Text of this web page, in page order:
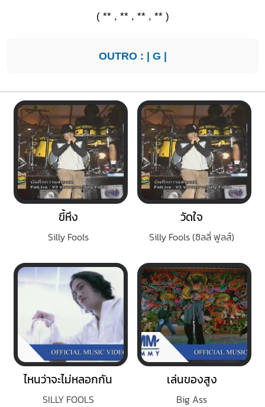
( ** , ** , ** , ** )
OUTRO : | G |
ขี้หึง
Silly Fools
วัดใจ
Silly Fools (ซิลลี่ ฟูลส์)
ไหนว่าจะไม่หลอกกัน
SILLY FOOLS
เล่นของสูง
Big Ass